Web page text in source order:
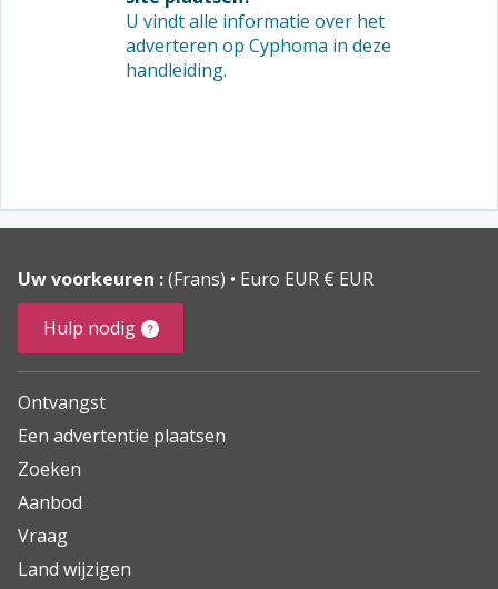
U vindt alle informatie over het
adverteren op Cyphoma in deze
handleiding.
Uw voorkeuren :(Frans)
Euro EUR € EUR
Hulp nodig
Ontvangst
Een advertentie plaatsen
Zoeken
Aanbod
Vraag
Land wijzigen